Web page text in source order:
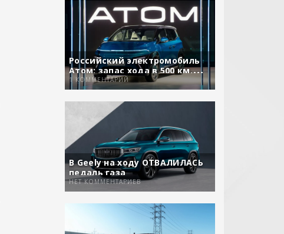
Российский электромобиль
Атом: запас хода в 500 км,
задний привод и свой софт
1 КОММЕНТАРИЙ
В Geely на ходу ОТВАЛИЛАСЬ
педаль газа
НЕТ КОММЕНТАРИЕВ